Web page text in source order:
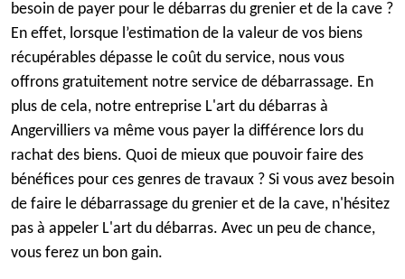
besoin de payer pour le débarras du grenier et de la cave ?
En effet, lorsque l’estimation de la valeur de vos biens
récupérables dépasse le coût du service, nous vous
offrons gratuitement notre service de débarrassage. En
plus de cela, notre entreprise L'art du débarras à
Angervilliers va même vous payer la différence lors du
rachat des biens. Quoi de mieux que pouvoir faire des
bénéfices pour ces genres de travaux ? Si vous avez besoin
de faire le débarrassage du grenier et de la cave, n'hésitez
pas à appeler L'art du débarras. Avec un peu de chance,
vous ferez un bon gain.